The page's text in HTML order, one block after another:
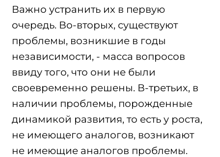
Важно устранить их в первую
очередь. Во-вторых, существуют
проблемы, возникшие в годы
независимости, - масса вопросов
ввиду того, что они не были
своевременно решены. В-третьих, в
наличии проблемы, порожденные
динамикой развития, то есть у роста,
не имеющего аналогов, возникают
не имеющие аналогов проблемы.